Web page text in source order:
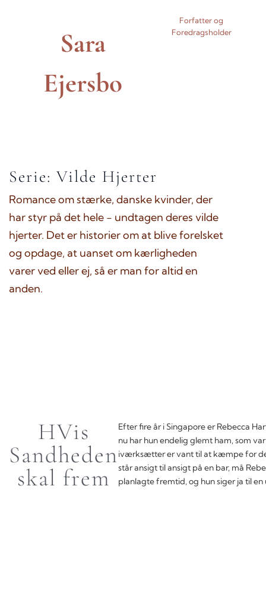
Sara
Ejersbo
Forfatter og
Foredragsholder
Serie: Vilde Hjerter
Romance om stærke, danske kvinder, der
har styr på det hele - undtagen deres vilde
hjerter. Det er historier om at blive forelsket
og opdage, at uanset om kærligheden
varer ved eller ej, så er man for altid en
anden.
HVis
Sandheden
skal frem
Efter fire år i Singapore er Rebecca
nu har hun endelig glemt ham, som
iværksætter er vant til at kæmpe for
står ansigt til ansigt på en bar, må
planlagte fremtid, og hun siger ja til